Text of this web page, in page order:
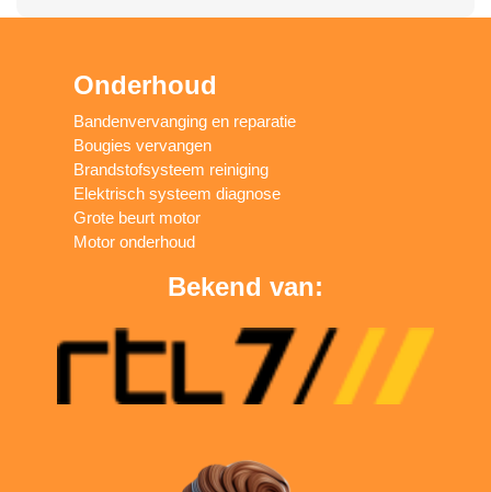
Onderhoud
Bandenvervanging en reparatie
Bougies vervangen
Brandstofsysteem reiniging
Elektrisch systeem diagnose
Grote beurt motor
Motor onderhoud
Bekend van: